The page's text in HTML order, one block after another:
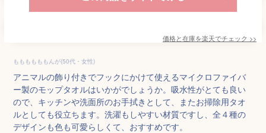
価格と在庫を楽天でチェック >>
ももももももんが(50代・女性)
アニマルの飾り付きでフックにかけて使えるマイクロファイバ
ー製のモップタオルはいかがでしょうか。吸水性がとても良い
ので、キッチンや洗面所のお手拭きとして、またお掃除用タオ
ルとしても役立ちます。洗濯もしやすい材質ですし、全４種の
デザインも色も可愛らしくて、おすすめです。